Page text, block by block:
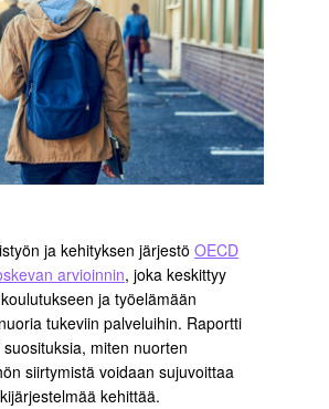
ja kehityksen järjestö OECD
arvioinnin, joka keskittyy
ja työelämään
tukeviin palveluihin. Raportti
miten nuorten
siirtymistä voidaan sujuvoittaa
kehittää.